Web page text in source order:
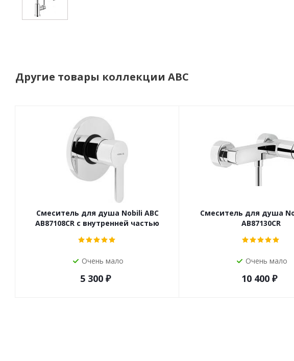
Другие товары коллекции ABC
Смеситель для душа Nobili ABC
AB87108CR с внутренней частью
Очень мало
5 300 ₽
Смеситель для душа
AB87130CR
Очень мало
10 400 ₽